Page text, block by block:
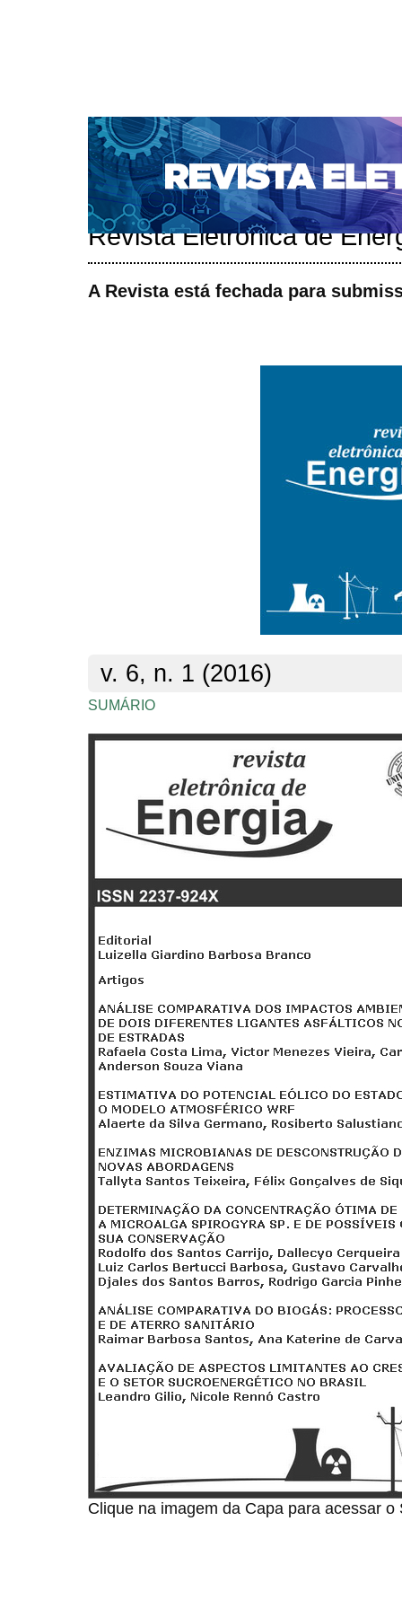
CAPA SOBRE ACESSO CADASTRO
NOTÍCIAS
SUBMISSÕES
PORTAL DE REVISTAS
AUTORES
TUTORIAL PARA AVALIADORES
Capa>v. 6, n. 1 (2016)
Revista Eletrônica de
A Revista está fechada para
v. 6, n. 1 (2016)
SUMÁRIO
Clique na imagem da Capa para acessar